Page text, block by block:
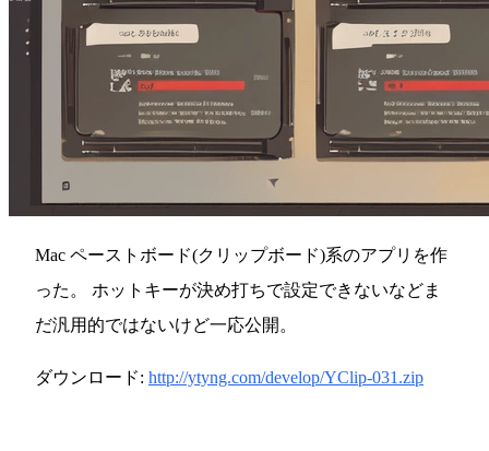
Mac ペーストボード(クリップボード)系のアプリを作
った。 ホットキーが決め打ちで設定できないなどま
だ汎用的ではないけど一応公開。
ダウンロード: http://ytyng.com/develop/YClip-031.zip